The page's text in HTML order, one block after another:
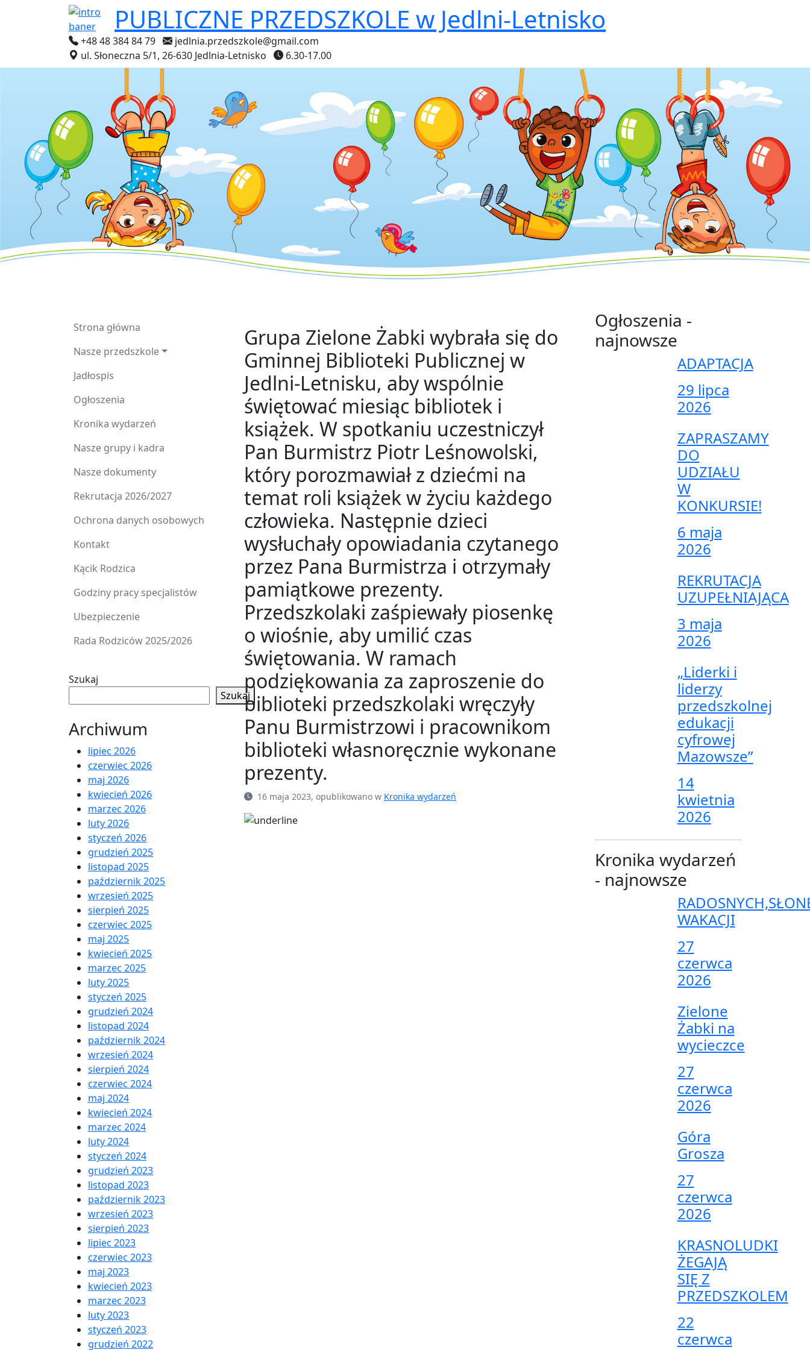
PUBLICZNE PRZEDSZKOLE w Jedlni-Letnisko
+48 48 384 84 79
jedlnia.przedszkole@gmail.com
ul. Słoneczna 5/1, 26-630 Jedlnia-Letnisko
6.30-17.00
Strona główna
Nasze przedszkole
Jadłospis
Ogłoszenia
Kronika wydarzeń
Nasze grupy i kadra
Nasze dokumenty
Rekrutacja 2026/2027
Ochrona danych osobowych
Kontakt
Kącik Rodzica
Godziny pracy specjalistów
Ubezpieczenie
Rada Rodziców 2025/2026
Szukaj
Szukaj
Archiwum
lipiec 2026
czerwiec 2026
maj 2026
kwiecień 2026
marzec 2026
luty 2026
styczeń 2026
grudzień 2025
listopad 2025
październik 2025
wrzesień 2025
sierpień 2025
czerwiec 2025
maj 2025
kwiecień 2025
marzec 2025
luty 2025
styczeń 2025
grudzień 2024
listopad 2024
październik 2024
wrzesień 2024
sierpień 2024
czerwiec 2024
maj 2024
kwiecień 2024
marzec 2024
luty 2024
styczeń 2024
grudzień 2023
listopad 2023
październik 2023
wrzesień 2023
sierpień 2023
lipiec 2023
czerwiec 2023
maj 2023
kwiecień 2023
marzec 2023
luty 2023
styczeń 2023
grudzień 2022
Grupa Zielone Żabki wybrała się do
Gminnej Biblioteki Publicznej w
Jedlni-Letnisku, aby wspólnie
świętować miesiąc bibliotek i
książek. W spotkaniu uczestniczył
Pan Burmistrz Piotr Leśnowolski,
który porozmawiał z dziećmi na
temat roli książek w życiu każdego
człowieka. Następnie dzieci
wysłuchały opowiadania czytanego
przez Pana Burmistrza i otrzymały
pamiątkowe prezenty.
Przedszkolaki zaśpiewały piosenkę
o wiośnie, aby umilić czas
świętowania. W ramach
podziękowania za zaproszenie do
biblioteki przedszkolaki wręczyły
Panu Burmistrzowi i pracownikom
biblioteki własnoręcznie wykonane
prezenty.
16 maja 2023, opublikowano w Kronika wydarzeń
Ogłoszenia -
najnowsze
ADAPTACJA
29 lipca
2026
ZAPRASZAMY
DO
UDZIAŁU
W
KONKURSIE!
6 maja
2026
REKRUTACJA
UZUPEŁNIAJĄCA
3 maja
2026
„Liderki i
liderzy
przedszkolnej
edukacji
cyfrowej
Mazowsze”
14
kwietnia
2026
Kronika wydarzeń
- najnowsze
WAKACJI
27
czerwca
2026
Zielone
Żabki na
wycieczce
27
czerwca
2026
Góra
Grosza
27
czerwca
2026
KRASNOLUDKI
ŻEGAJĄ
SIĘ Z
PRZEDSZKOLEM
22
czerwca